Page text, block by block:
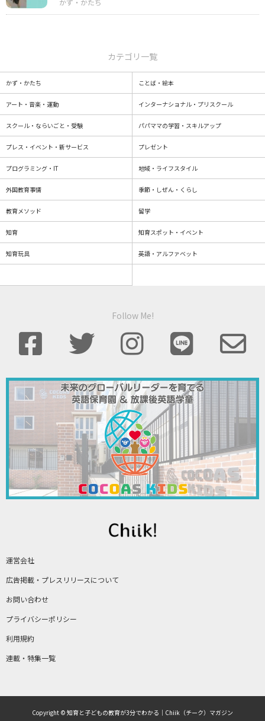
運営会社
広告掲載・プレスリリースについて
お問い合わせ
プライバシーポリシー
利用規約
連載・特集一覧
カテゴリ一覧
かず・かたち ことば・絵本
アート・音楽・運動 インターナショナル・プリスクール
スクール・ならいごと・受験 パパママの学習・スキルアップ
プレス・イベント・新サービス プレゼント
プログラミング・IT 地域・ライフスタイル
外国教育事情 季節・しぜん・くらし
教育メソッド 留学
知育 知育スポット・イベント
知育玩具 英語・アルファベット
Follow Me!
Copyright © 知育と子どもの教育が3分でわかる｜Chiik（チーク）マガジン